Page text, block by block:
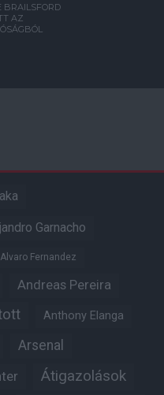
BRAILSFORD
AZ
Garnacho
Alvaro Fernandez
Andreas Pereira
Anthony Elanga
Arsenal
Átigazolások